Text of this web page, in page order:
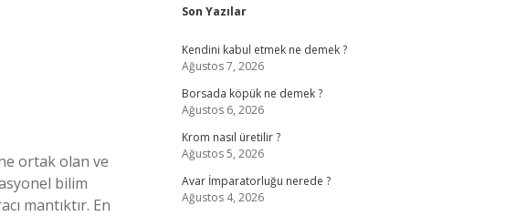
ortak olan ve
bilim
mantıktır. En
Sidebar
Son Yazılar
Kendini kabul etmek ne demek ?
Ağustos 7, 2026
Borsada köpük ne demek ?
Ağustos 6, 2026
Krom nasıl üretilir ?
Ağustos 5, 2026
Avar İmparatorluğu nerede ?
Ağustos 4, 2026
betcihiltonbet giriş